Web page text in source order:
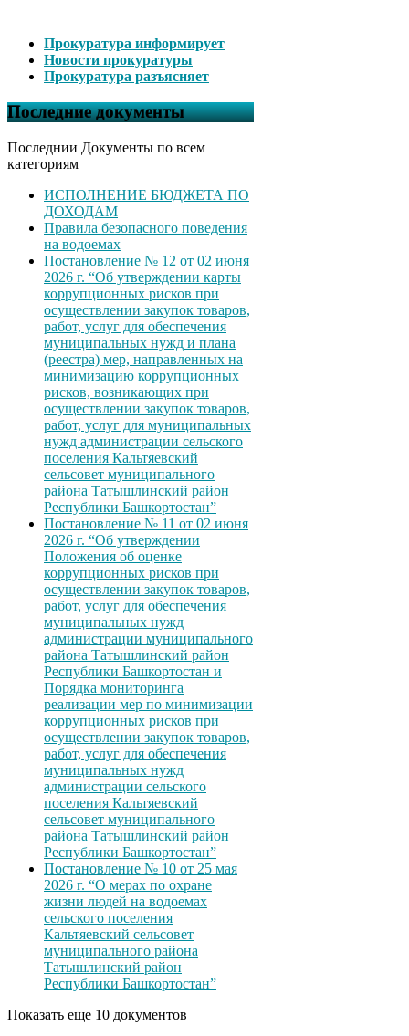
Прокуратура информирует
Новости прокуратуры
Прокуратура разъясняет
Последние документы
Последнии Документы по всем
категориям
ИСПОЛНЕНИЕ БЮДЖЕТА ПО
ДОХОДАМ
Правила безопасного поведения
на водоемах
Постановление № 12 от 02 июня
2026 г. “Об утверждении карты
коррупционных рисков при
осуществлении закупок товаров,
работ, услуг для обеспечения
муниципальных нужд и плана
(реестра) мер, направленных на
минимизацию коррупционных
рисков, возникающих при
осуществлении закупок товаров,
работ, услуг для муниципальных
нужд администрации сельского
поселения Кальтяевский
сельсовет муниципального
района Татышлинский район
Республики Башкортостан”
Постановление № 11 от 02 июня
2026 г. “Об утверждении
Положения об оценке
коррупционных рисков при
осуществлении закупок товаров,
работ, услуг для обеспечения
муниципальных нужд
администрации муниципального
района Татышлинский район
Республики Башкортостан и
Порядка мониторинга
реализации мер по минимизации
коррупционных рисков при
осуществлении закупок товаров,
работ, услуг для обеспечения
муниципальных нужд
администрации сельского
поселения Кальтяевский
сельсовет муниципального
района Татышлинский район
Республики Башкортостан”
Постановление № 10 от 25 мая
2026 г. “О мерах по охране
жизни людей на водоемах
сельского поселения
Кальтяевский сельсовет
муниципального района
Татышлинский район
Республики Башкортостан”
Показать еще 10 документов